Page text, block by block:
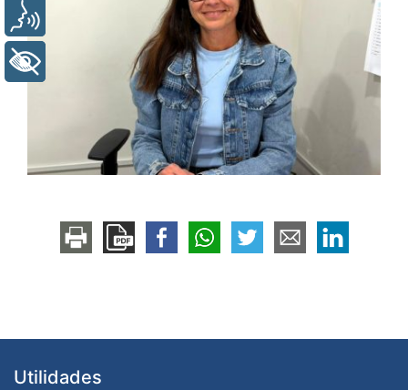
Utilidades
+ Acessibilidade